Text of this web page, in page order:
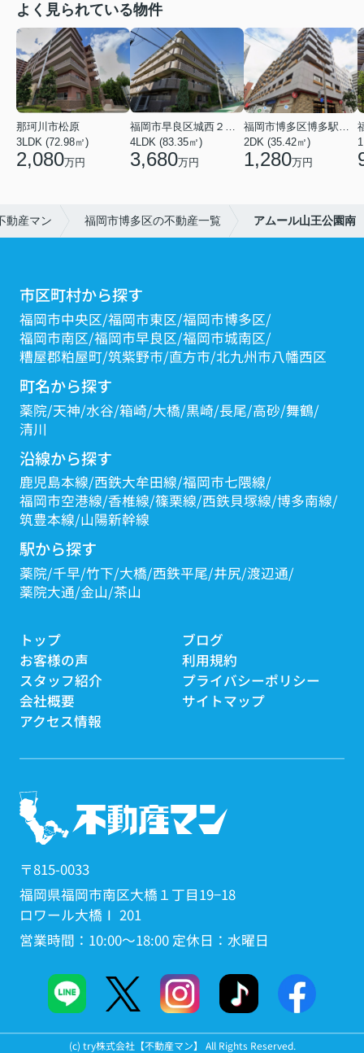
よく見られている物件
那珂川市松原
3LDK (72.98㎡)
2,080万円
4LDK (83.35㎡)
3,680万円
2DK (35.42㎡)
1,280万円
動産マン 福岡市博多区の不動産一覧 アムール山王公園南
市区町村から探す
福岡市中央区 福岡市東区 福岡市博多区
福岡市南区 福岡市早良区 福岡市城南区
糟屋郡粕屋町 筑紫野市 直方市 北九州市八幡西区
町名から探す
薬院 天神 水谷 箱崎 大橋 黒崎 長尾 高砂 舞鶴
清川
沿線から探す
鹿児島本線 西鉄大牟田線 福岡市七隈線
福岡市空港線 香椎線 篠栗線 西鉄貝塚線 博多南線
筑豊本線 山陽新幹線
駅から探す
薬院 千早 竹下 大橋 西鉄平尾 井尻 渡辺通
薬院大通 金山 茶山
トップ
お客様の声
スタッフ紹介
会社概要
アクセス情報
ブログ
利用規約
プライバシーポリシー
サイトマップ
〒815-0033
福岡県福岡市南区大橋１丁目19−18
ロワール大橋Ⅰ 201
営業時間：10:00～18:00 定休日：水曜日
(c) try株式会社【不動産マン】 All Rights Reserved.